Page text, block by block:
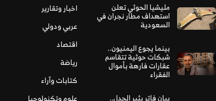
مليشيا الحوثي تعلن
استهداف مطار نجران في
السعودية
بينما يجوع اليمنيون..
شبكات حوثية تتقاسم
عقارات فارهة بأموال
الفقراء
بيان فاتر يثير الجدل..
اخبار وتقارير
عربي ودولي
اقتصاد
رياضة
كتابات وآراء
علوم وتكنولوجيا